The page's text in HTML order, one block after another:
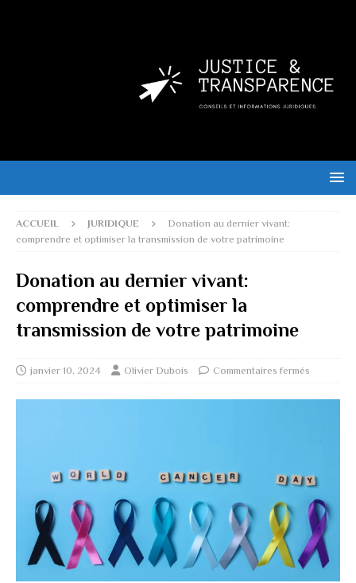
ACCUEIL JURIDIQUE
Donation au dernier vivant:
comprendre et optimiser la transmission de votre patrimoine
Donation au dernier vivant:
comprendre et optimiser la
transmission de votre patrimoine
janvier 10, 2024 Olivier Dubois Commentaires fermés